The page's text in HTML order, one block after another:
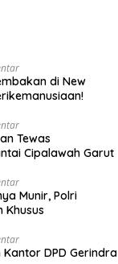
di New
Tewas
Cipalawah Garut
Munir, Polri
Khusus
DPD Gerindra